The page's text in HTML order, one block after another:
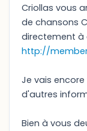
Criollas vous
de chansons
directement à
http://
Je vais
d'autres
Bien à vous